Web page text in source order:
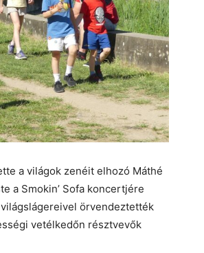
a világok zenéit elhozó Máthé
a Smokin’ Sofa koncertjére
örvendeztették
vetélkedőn résztvevők